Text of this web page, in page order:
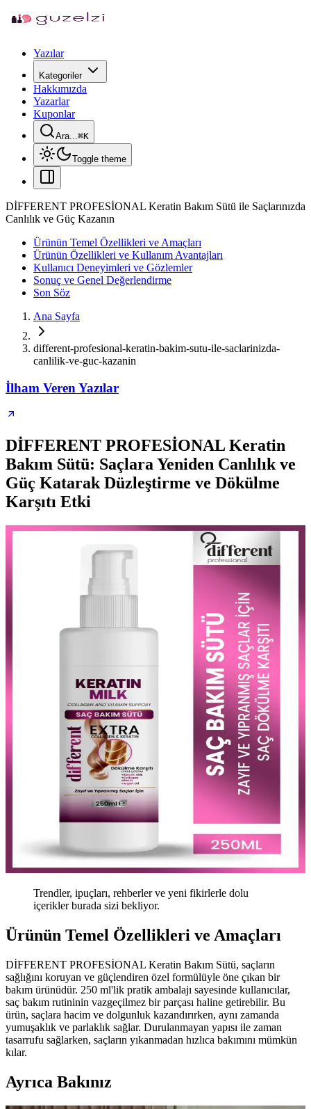
Yazılar
Kategoriler
Hakkımızda
Yazarlar
Kuponlar
Ara...⌘K
Toggle theme
DİFFERENT PROFESİONAL Keratin Bakım Sütü ile Saçlarınızda
Canlılık ve Güç Kazanın
Ürünün Temel Özellikleri ve Amaçları
Ürünün Özellikleri ve Kullanım Avantajları
Kullanıcı Deneyimleri ve Gözlemler
Sonuç ve Genel Değerlendirme
Son Söz
Ana Sayfa
different-profesional-keratin-bakim-sutu-ile-saclarinizda-
canlilik-ve-guc-kazanin
İlham Veren Yazılar
DİFFERENT PROFESİONAL Keratin
Bakım Sütü: Saçlara Yeniden Canlılık ve
Güç Katarak Düzleştirme ve Dökülme
Karşıtı Etki
Trendler, ipuçları, rehberler ve yeni fikirlerle dolu
içerikler burada sizi bekliyor.
Ürünün Temel Özellikleri ve Amaçları
DİFFERENT PROFESİONAL Keratin Bakım Sütü, saçların
sağlığını koruyan ve güçlendiren özel formülüyle öne çıkan bir
bakım ürünüdür. 250 ml'lik pratik ambalajı sayesinde kullanıcılar,
saç bakım rutininin vazgeçilmez bir parçası haline getirebilir. Bu
ürün, saçlara hacim ve dolgunluk kazandırırken, aynı zamanda
yumuşaklık ve parlaklık sağlar. Durulanmayan yapısı ile zaman
tasarrufu sağlarken, saçların yıkanmadan hızlıca bakımını mümkün
kılar.
Ayrıca Bakınız